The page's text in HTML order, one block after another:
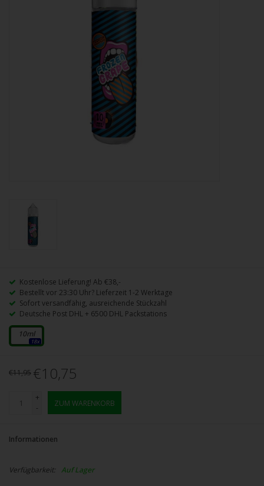
Kostenlose Lieferung! Ab €38,-
Bestellt vor 23:30 Uhr? Lieferzeit 1-2 Werktage
Sofort versandfähig, ausreichende Stückzahl
Deutsche Post DHL + 6500 DHL Packstations
10ml
18x
€11,95 €10,75
+
-
ZUM WARENKORB
Informationen
Verfügbarkeit: Auf Lager